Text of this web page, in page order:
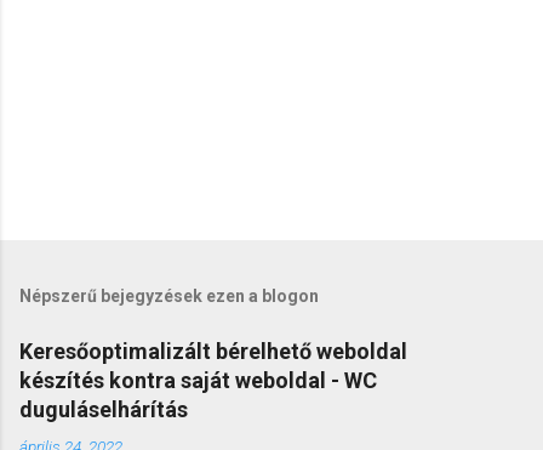
Népszerű bejegyzések ezen a blogon
Keresőoptimalizált bérelhető weboldal
készítés kontra saját weboldal - WC
duguláselhárítás
április 24, 2022